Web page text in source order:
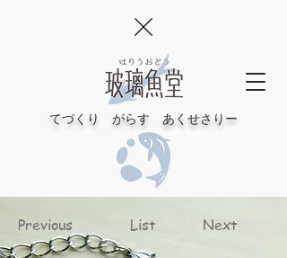
てづくり がらす あくせさりー
Previous List Next